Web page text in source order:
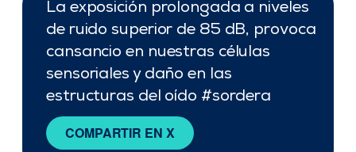
La exposición prolongada a niveles
de ruido superior de 85 dB, provoca
cansancio en nuestras células
sensoriales y daño en las
estructuras del oído #sordera
COMPARTIR EN X